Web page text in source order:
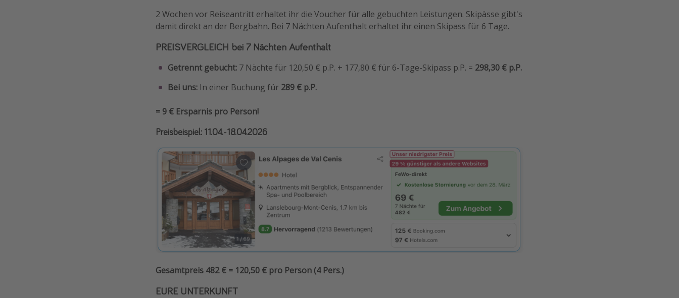
2 Wochen vor Reiseantritt erhaltet ihr die Voucher für alle gebuchten Leistungen. Skipässe gibt's
damit direkt an der Bergbahn. Bei 7 Nächten Aufenthalt erhaltet ihr einen Skipass für 6 Tage.
PREISVERGLEICH bei 7 Nächten Aufenthalt
Getrennt gebucht: 7 Nächte für 120,50 € p.P. + 177,80 € für 6-Tage-Skipass p.P. = 298,30 € p.P.
Bei uns: In einer Buchung für 289 € p.P.
= 9 € Ersparnis pro Person!
Preisbeispiel: 11.04.-18.04.2026
Gesamtpreis 482 € = 120,50 € pro Person (4 Pers.)
EURE UNTERKUNFT